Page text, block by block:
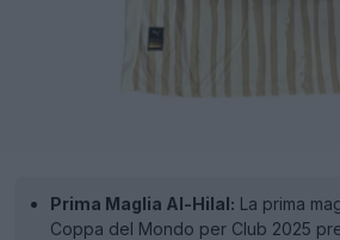
Prima Maglia Al-Hilal: La prima
Coppa del Mondo per Club 2025